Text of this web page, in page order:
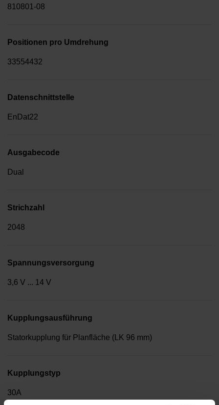
810801-08
Positionen pro Umdrehung
33554432
Datenschnittstelle
EnDat22
Ausgabecode
Dual
Strichzahl
2048
Spannungsversorgung
3,6 V ... 14 V
Kupplungsausführung
Statorkupplung für Planfläche (LK 96 mm)
Kupplungstyp
30A